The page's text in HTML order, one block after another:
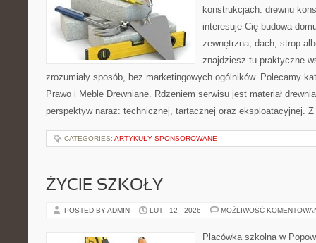
konstrukcjach: drewnu
interesuje Cię budowa
zewnętrzna, dach, strop
znajdziesz tu praktyczne
zrozumiały sposób, bez marketingowych ogólników. Polecamy
Prawo i Meble Drewniane. Rdzeniem serwisu jest materiał
perspektyw naraz: technicznej, tartacznej oraz eksploatacyjnej.
CATEGORIES: ARTYKUŁY SPONSOROWANE
ŻYCIE SZKOŁY
POSTED BY ADMIN LUT - 12 - 2026 MOŻLIWOŚĆ
Placówka szkolna w